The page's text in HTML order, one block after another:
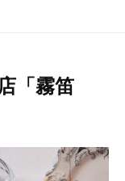
「霧笛